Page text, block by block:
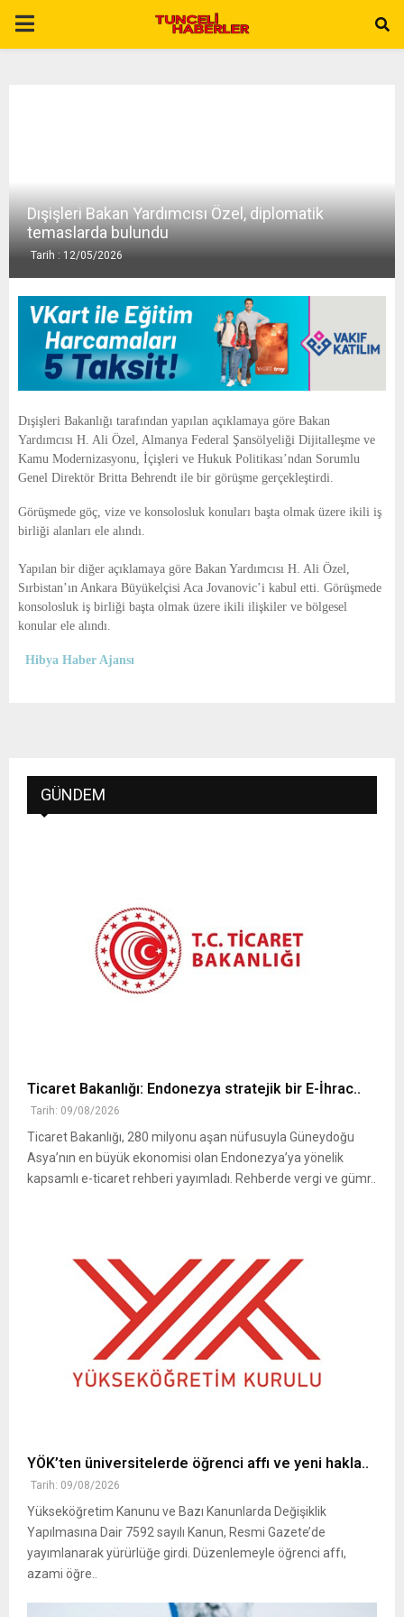
P
A
E
N
U
Dışişleri Bakan Yardımcısı Özel, diplomatik
temaslarda bulundu
Tarih : 12/05/2026
Dışişleri Bakanlığı tarafından yapılan açıklamaya göre Bakan
Yardımcısı H. Ali Özel, Almanya Federal Şansölyeliği Dijitalleşme ve
Kamu Modernizasyonu, İçişleri ve Hukuk Politikası’ndan Sorumlu
Genel Direktör Britta Behrendt ile bir görüşme gerçekleştirdi.
Görüşmede göç, vize ve konsolosluk konuları başta olmak üzere ikili iş
birliği alanları ele alındı.
Yapılan bir diğer açıklamaya göre Bakan Yardımcısı H. Ali Özel,
Sırbistan’ın Ankara Büyükelçisi Aca Jovanovic’i kabul etti. Görüşmede
konsolosluk iş birliği başta olmak üzere ikili ilişkiler ve bölgesel
konular ele alındı.
Hibya Haber Ajansı
GÜNDEM
Ticaret Bakanlığı: Endonezya stratejik bir E-İhrac..
Tarih: 09/08/2026
Ticaret Bakanlığı, 280 milyonu aşan nüfusuyla Güneydoğu
Asya’nın en büyük ekonomisi olan Endonezya’ya yönelik
kapsamlı e-ticaret rehberi yayımladı. Rehberde vergi ve gümr..
YÖK’ten üniversitelerde öğrenci affı ve yeni hakla..
Tarih: 09/08/2026
Yükseköğretim Kanunu ve Bazı Kanunlarda Değişiklik
Yapılmasına Dair 7592 sayılı Kanun, Resmi Gazete’de
yayımlanarak yürürlüğe girdi. Düzenlemeyle öğrenci affı,
azami öğre..